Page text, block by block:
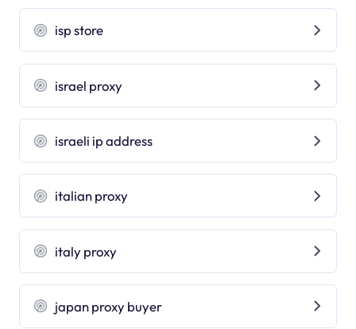
isp store
israel proxy
israeli ip address
italian proxy
italy proxy
japan proxy buyer